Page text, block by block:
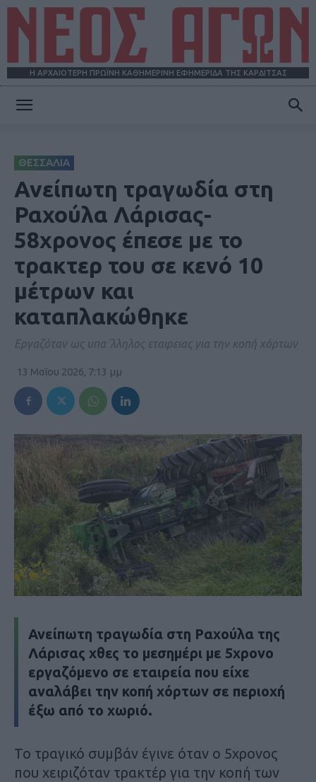
Η ΑΡΧΑΙΟΤΕΡΗ ΠΡΩΪΝΗ ΚΑΘΗΜΕΡΙΝΗ ΕΦΗΜΕΡΙΔΑ ΤΗΣ ΚΑΡΔΙΤΣΑΣ
ΘΕΣΣΑΛΙΑ
Ανείπωτη τραγωδία στη
Ραχούλα Λάρισας-
58χρονος έπεσε με το
τρακτερ του σε κενό 10
μέτρων και
καταπλακώθηκε
Εργαζόταν ως υπα΄λληλος εταιρειας για την κοπή χόρτων
13 Μαΐου 2026, 7:13 μμ
Ανείπωτη τραγωδία στη Ραχούλα της
Λάρισας χθες το μεσημέρι με 5χρονο
εργαζόμενο σε εταιρεία που είχε
αναλάβει την κοπή χόρτων σε περιοχή
έξω από το χωριό.
Το τραγικό συμβάν έγινε όταν ο 5χρονος
που χειριζόταν τρακτέρ για την κοπή των